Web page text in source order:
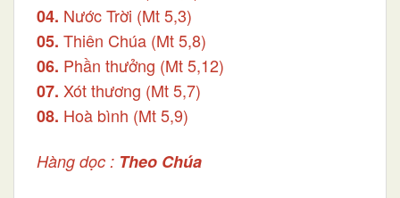
04. Nước Trời (Mt 5,3)
05. Thiên Chúa (Mt 5,8)
06. Phần thưởng (Mt 5,12)
07. Xót thương (Mt 5,7)
08. Hoà bình (Mt 5,9)
Hàng dọc : Theo Chúa